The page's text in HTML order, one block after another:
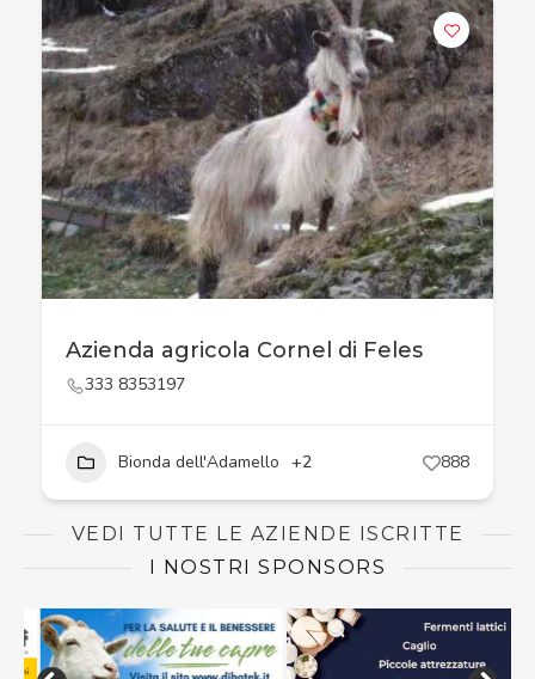
Azienda agricola Cornel di Feles
333 8353197
Bionda dell'Adamello +2 888
VEDI TUTTE LE AZIENDE ISCRITTE
I NOSTRI SPONSORS